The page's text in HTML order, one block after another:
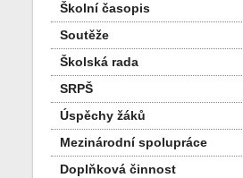
Školní časopis
Soutěže
Školská rada
SRPŠ
Úspěchy žáků
Mezinárodní spolupráce
Doplňková činnost